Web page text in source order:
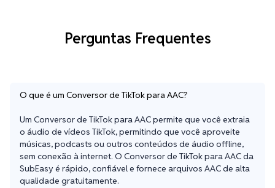
Perguntas Frequentes
O que é um Conversor de TikTok para AAC?
Um Conversor de TikTok para AAC permite que você extraia
o áudio de vídeos TikTok, permitindo que você aproveite
músicas, podcasts ou outros conteúdos de áudio offline,
sem conexão à internet. O Conversor de TikTok para AAC da
SubEasy é rápido, confiável e fornece arquivos AAC de alta
qualidade gratuitamente.